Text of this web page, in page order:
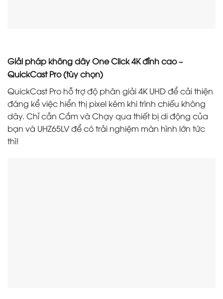
Giải pháp không dây One Click 4K đỉnh cao –
QuickCast Pro (tùy chọn)
QuickCast Pro hỗ trợ độ phân giải 4K UHD để cải thiện
đáng kể việc hiển thị pixel kém khi trình chiếu không
dây. Chỉ cần Cắm và Chạy qua thiết bị di động của
bạn và UHZ65LV để có trải nghiệm màn hình lớn tức
thì!